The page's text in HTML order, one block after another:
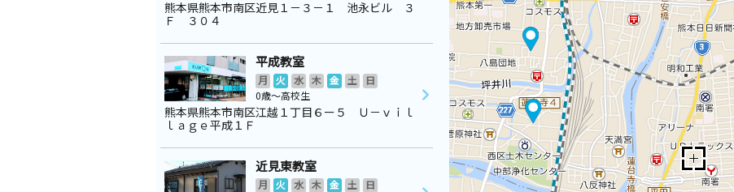
熊本県熊本市南区近見１－３－１ 池永ビル ３
Ｆ ３０４
平成教室
月 火 水 木 金 土
日
0歳～高校生
熊本県熊本市南区江越１丁目６ー５ Ｕ－ｖｉｌ
ｌａｇｅ平成１Ｆ
近見東教室
月 火 水 木 金 土
日